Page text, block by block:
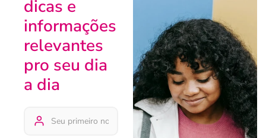
dicas e
informações
relevantes
pro seu dia
a dia